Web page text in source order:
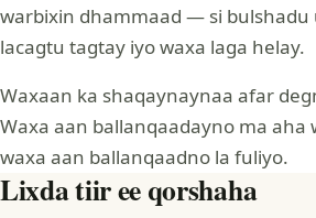
warbixin dhammaad — si bulshadu
lacagtu tagtay iyo waxa laga helay.
Waxaan ka shaqaynaynaa afar
Waxa aan ballanqaadayno ma aha
waxa aan ballanqaadno la fuliyo.
Lixda tiir ee qorshaha